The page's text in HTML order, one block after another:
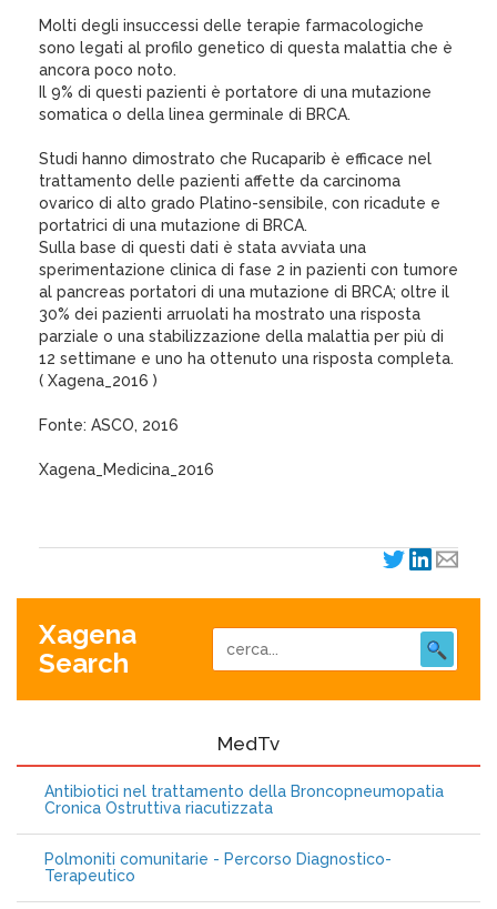
Molti degli insuccessi delle terapie farmacologiche
sono legati al profilo genetico di questa malattia che è
ancora poco noto.
Il 9% di questi pazienti è portatore di una mutazione
somatica o della linea germinale di BRCA.
Studi hanno dimostrato che Rucaparib è efficace nel
trattamento delle pazienti affette da carcinoma
ovarico di alto grado Platino-sensibile, con ricadute e
portatrici di una mutazione di BRCA.
Sulla base di questi dati è stata avviata una
sperimentazione clinica di fase 2 in pazienti con tumore
al pancreas portatori di una mutazione di BRCA; oltre il
30% dei pazienti arruolati ha mostrato una risposta
parziale o una stabilizzazione della malattia per più di
12 settimane e uno ha ottenuto una risposta completa.
( Xagena_2016 )
Fonte: ASCO, 2016
Xagena_Medicina_2016
Xagena
Search
MedTv
Antibiotici nel trattamento della Broncopneumopatia
Cronica Ostruttiva riacutizzata
Polmoniti comunitarie - Percorso Diagnostico-
Terapeutico